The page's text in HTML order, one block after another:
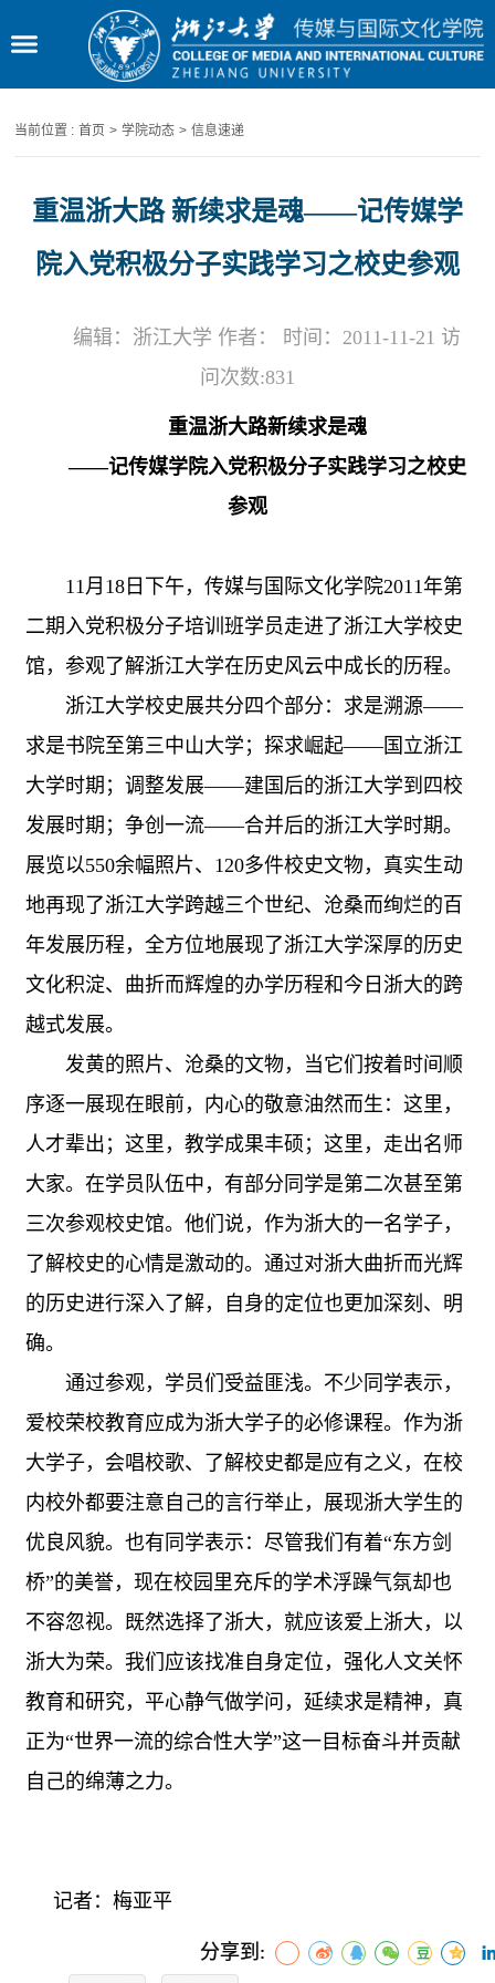
当前位置 : 首页 > 学院动态 > 信息速递
重温浙大路 新续求是魂——记传媒学
院入党积极分子实践学习之校史参观
编辑：浙江大学 作者： 时间：2011-11-21 访
问次数:831
重温浙大路新续求是魂
——记传媒学院入党积极分子实践学习之校史
参观
11月18日下午，传媒与国际文化学院2011年第
二期入党积极分子培训班学员走进了浙江大学校史
馆，参观了解浙江大学在历史风云中成长的历程。
浙江大学校史展共分四个部分：求是溯源——
求是书院至第三中山大学；探求崛起——国立浙江
大学时期；调整发展——建国后的浙江大学到四校
发展时期；争创一流——合并后的浙江大学时期。
展览以550余幅照片、120多件校史文物，真实生动
地再现了浙江大学跨越三个世纪、沧桑而绚烂的百
年发展历程，全方位地展现了浙江大学深厚的历史
文化积淀、曲折而辉煌的办学历程和今日浙大的跨
越式发展。
发黄的照片、沧桑的文物，当它们按着时间顺
序逐一展现在眼前，内心的敬意油然而生：这里，
人才辈出；这里，教学成果丰硕；这里，走出名师
大家。在学员队伍中，有部分同学是第二次甚至第
三次参观校史馆。他们说，作为浙大的一名学子，
了解校史的心情是激动的。通过对浙大曲折而光辉
的历史进行深入了解，自身的定位也更加深刻、明
确。
通过参观，学员们受益匪浅。不少同学表示，
爱校荣校教育应成为浙大学子的必修课程。作为浙
大学子，会唱校歌、了解校史都是应有之义，在校
内校外都要注意自己的言行举止，展现浙大学生的
优良风貌。也有同学表示：尽管我们有着“东方剑
桥”的美誉，现在校园里充斥的学术浮躁气氛却也
不容忽视。既然选择了浙大，就应该爱上浙大，以
浙大为荣。我们应该找准自身定位，强化人文关怀
教育和研究，平心静气做学问，延续求是精神，真
正为“世界一流的综合性大学”这一目标奋斗并贡献
自己的绵薄之力。
记者：梅亚平
分享到: